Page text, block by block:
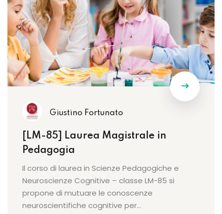
Giustino Fortunato
[LM-85] Laurea Magistrale in
Pedagogia
Il corso di laurea in Scienze Pedagogiche e
Neuroscienze Cognitive – classe LM-85 si
propone di mutuare le conoscenze
neuroscientifiche cognitive per…